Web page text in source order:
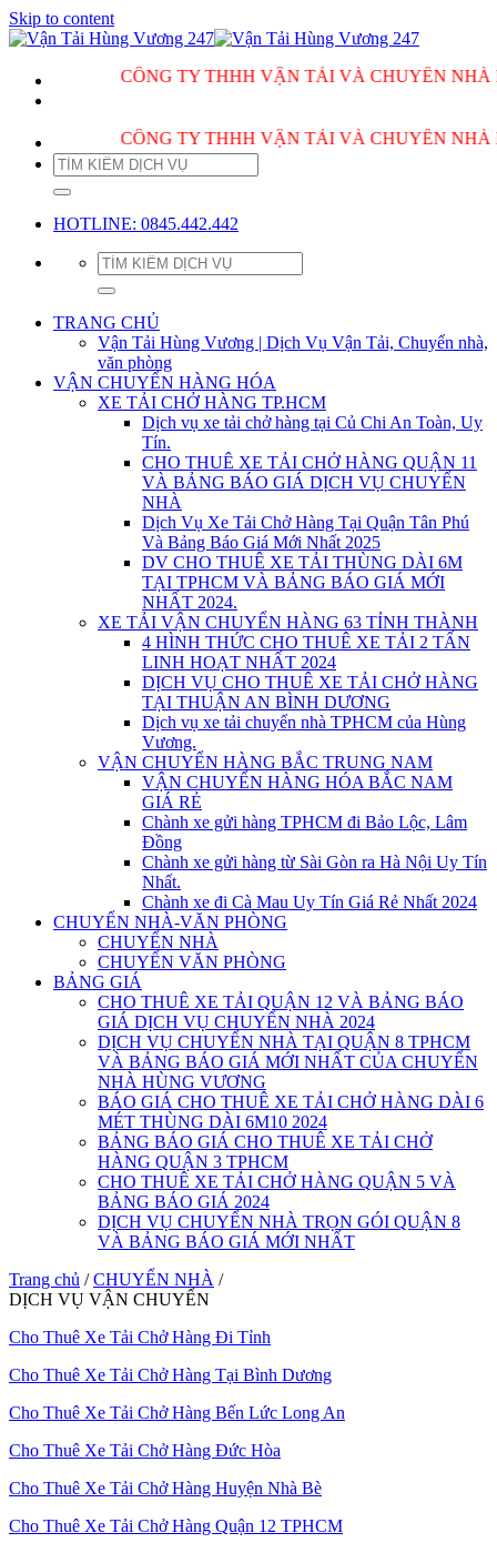
Skip to content
CÔNG TY THHH VẬN TẢI VÀ CHUYỂN NHÀ HÙNG
CÔNG TY THHH VẬN TẢI VÀ CHUYỂN NHÀ HÙNG
HOTLINE: 0845.442.442
TRANG CHỦ
Vận Tải Hùng Vương | Dịch Vụ Vận Tải, Chuyển nhà,
văn phòng
VẬN CHUYỂN HÀNG HÓA
XE TẢI CHỞ HÀNG TP.HCM
Dịch vụ xe tải chở hàng tại Củ Chi An Toàn, Uy
Tín.
CHO THUÊ XE TẢI CHỞ HÀNG QUẬN 11
VÀ BẢNG BÁO GIÁ DỊCH VỤ CHUYỂN
NHÀ
Dịch Vụ Xe Tải Chở Hàng Tại Quận Tân Phú
Và Bảng Báo Giá Mới Nhất 2025
DV CHO THUÊ XE TẢI THÙNG DÀI 6M
TẠI TPHCM VÀ BẢNG BÁO GIÁ MỚI
NHẤT 2024.
XE TẢI VẬN CHUYỂN HÀNG 63 TỈNH THÀNH
4 HÌNH THỨC CHO THUÊ XE TẢI 2 TẤN
LINH HOẠT NHẤT 2024
DỊCH VỤ CHO THUÊ XE TẢI CHỞ HÀNG
TẠI THUẬN AN BÌNH DƯƠNG
Dịch vụ xe tải chuyển nhà TPHCM của Hùng
Vương.
VẬN CHUYỂN HÀNG BẮC TRUNG NAM
VẬN CHUYỂN HÀNG HÓA BẮC NAM
GIÁ RẺ
Chành xe gửi hàng TPHCM đi Bảo Lộc, Lâm
Đồng
Chành xe gửi hàng từ Sài Gòn ra Hà Nội Uy Tín
Nhất.
Chành xe đi Cà Mau Uy Tín Giá Rẻ Nhất 2024
CHUYỂN NHÀ-VĂN PHÒNG
CHUYỂN NHÀ
CHUYỂN VĂN PHÒNG
BẢNG GIÁ
CHO THUÊ XE TẢI QUẬN 12 VÀ BẢNG BÁO
GIÁ DỊCH VỤ CHUYỂN NHÀ 2024
DỊCH VỤ CHUYỂN NHÀ TẠI QUẬN 8 TPHCM
VÀ BẢNG BÁO GIÁ MỚI NHẤT CỦA CHUYỂN
NHÀ HÙNG VƯƠNG
BÁO GIÁ CHO THUÊ XE TẢI CHỞ HÀNG DÀI 6
MÉT THÙNG DÀI 6M10 2024
BẢNG BÁO GIÁ CHO THUÊ XE TẢI CHỞ
HÀNG QUẬN 3 TPHCM
CHO THUÊ XE TẢI CHỞ HÀNG QUẬN 5 VÀ
BẢNG BÁO GIÁ 2024
DỊCH VỤ CHUYỂN NHÀ TRỌN GÓI QUẬN 8
VÀ BẢNG BÁO GIÁ MỚI NHẤT
Trang chủ / CHUYỂN NHÀ /
DỊCH VỤ VẬN CHUYỂN
Cho Thuê Xe Tải Chở Hàng Đi Tỉnh
Cho Thuê Xe Tải Chở Hàng Tại Bình Dương
Cho Thuê Xe Tải Chở Hàng Bến Lức Long An
Cho Thuê Xe Tải Chở Hàng Đức Hòa
Cho Thuê Xe Tải Chở Hàng Huyện Nhà Bè
Cho Thuê Xe Tải Chở Hàng Quận 12 TPHCM